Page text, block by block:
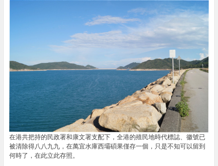
在港共把持的民政署和康文署支配下，全港的殖民地時代標誌、徽號已
被清除得八八九九，在萬宜水庫西壩碩果僅存一個，只是不知可以留到
何時了，在此立此存照。